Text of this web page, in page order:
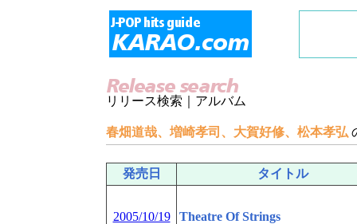
リリース検索｜アルバム
春畑道哉、増崎孝司、大賀好修、松本孝弘
発売日 タイトル
2005/10/19 Theatre Of Strings